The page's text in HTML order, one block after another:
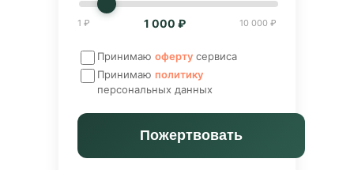
1 ₽ 1 000 ₽ 10 000 ₽
Принимаю оферту сервиса
Принимаю политику
персональных данных
Пожертвовать